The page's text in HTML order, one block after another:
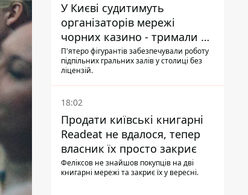
У Києві судитимуть
організаторів мережі
чорних казино - тримали 39
закладів
П'ятеро фігурантів забезпечували роботу
підпільних гральних залів у столиці без
ліцензій.
18:02
Продати київські книгарні
Readeat не вдалося, тепер
власник їх просто закриє
Феліксов не знайшов покупців на дві
книгарні мережі та закриє їх у вересні.